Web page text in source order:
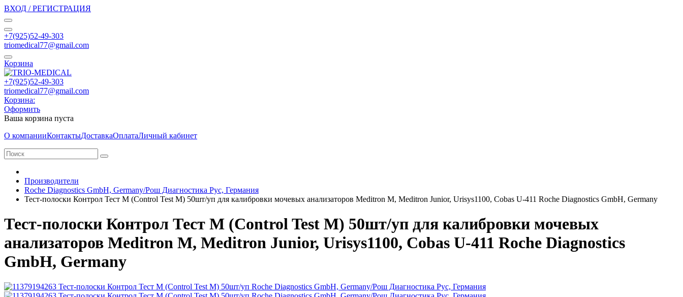
ВХОД / РЕГИСТРАЦИЯ
+7(925)52-49-303
triomedical77@gmail.com
Корзина
+7(925)52-49-303
triomedical77@gmail.com
Корзина:
Оформить
Ваша корзина пуста
О компанииКонтактыДоставкаОплатаЛичный кабинет
Производители
Roche Diagnostics GmbH, Germany/Рош Диагностика Рус, Германия
Тест-полоски Контрол Тест М (Control Test M) 50шт/уп для калибровки мочевых анализаторов Meditron M, Meditron Junior, Urisys1100, Cobas U-411 Roche Diagnostics GmbH, Germany
Тест-полоски Контрол Тест М (Control Test M) 50шт/уп для калибровки мочевых
анализаторов Meditron M, Meditron Junior, Urisys1100, Cobas U-411 Roche Diagnostics
GmbH, Germany